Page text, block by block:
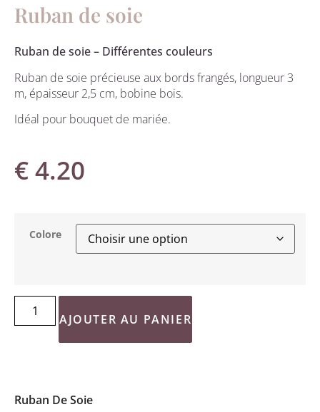
Ruban de soie
Ruban de soie – Différentes couleurs
Ruban de soie précieuse aux bords frangés, longueur 3
m, épaisseur 2,5 cm, bobine bois.
Idéal pour bouquet de mariée.
€4.20
Colore
AJOUTER AU PANIER
Ruban De Soie